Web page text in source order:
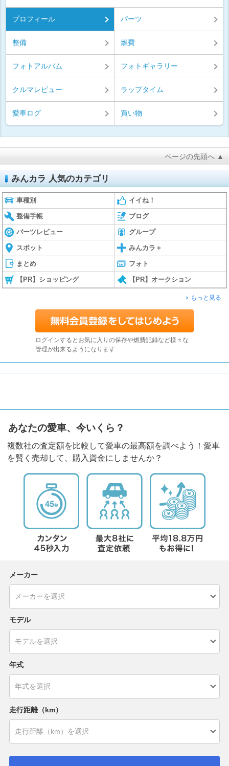
プロフィール パーツ
整備 燃費
フォトアルバム フォトギャラリー
クルマレビュー ラップタイム
愛車ログ 買い物
ページの先頭へ ▲
みんカラ 人気のカテゴリ
車種別 イイね！
整備手帳 ブログ
パーツレビュー グループ
スポット みんカラ＋
まとめ フォト
【PR】ショッピング 【PR】オークション
もっと見る
ログインするとお気に入りの保存や燃費記録など様々な
管理が出来るようになります
あなたの愛車、今いくら？
複数社の査定額を比較して愛車の最高額を調べよう！愛車
を賢く売却して、購入資金にしませんか？
メーカー
モデル
年式
走行距離（km）